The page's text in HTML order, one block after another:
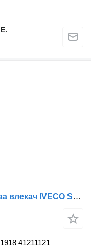
Компресор за въздух 41211339 за влекач IVECO STRALIS
41211121